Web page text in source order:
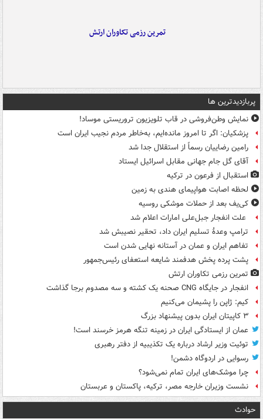
تمرین رزمی تکاوران ارتش
پربازدیدترین ها
نمایش وطن‌فروشی در قاب تلویزیون تروریستی موساد!
پزشکیان: اگر تا امروز مانده‌ایم، به‌خاطر مردم نجیب ایران است
رامین رضاییان رسماً از استقلال جدا شد
آقای گل جام جهانی مقابل اسرائیل ایستاد
استقبال از فرعون در ترکیه
لحظه اصابت هواپیمای هندی به زمین
کی‌یف بعد از حملات موشکی روسیه
علت انفجار جبل‌علی امارات اعلام شد
ترامپ وعدۀ تسلیم ایران داد، تحقیر نصیبش شد
تفاهم ایران و عمان در آستانه نهایی شدن است
پشت پرده پخش هدفمند شایعه استعفای رئیس‌جمهور
تمرین رزمی تکاوران ارتش
انفجار در جایگاه CNG صحنه یک کشته و سه مصدوم برجا گذاشت
کیم: ژاپن را پشیمان می‌کنیم
۳ کاپیتان ایران بدون پیشنهاد بزرگ
عمان از ایستادگی ایران در زمینه تنگه هرمز خرسند است!
توئیت وزیر ارشاد درباره یک تکذیبیه از دفتر رهبری
رسوایی در اردوگاه دشمن!
چرا موشک‌های ایران تمام نمی‌شود؟
نشست وزیران خارجه مصر، ترکیه، پاکستان و عربستان
حوادث